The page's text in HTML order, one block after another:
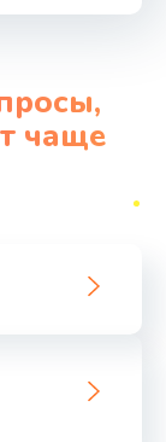
чаще